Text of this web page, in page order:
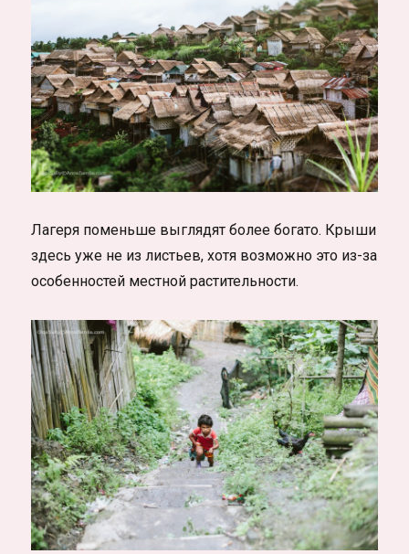
Лагеря поменьше выглядят более богато. Крыши
здесь уже не из листьев, хотя возможно это из-за
особенностей местной растительности.